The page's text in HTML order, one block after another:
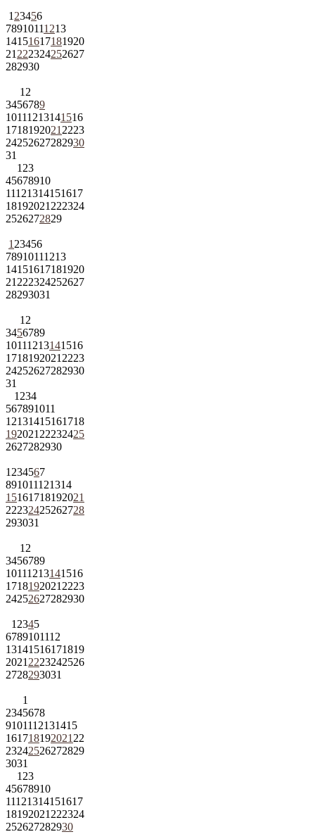
1 23456
78910111213
14151617181920
21 222324252627
282930
1 2
3456789
10111213141516
1718192021 2223
24252627282930
31
1 23
45678910
11121314151617
18192021 222324
2526272829
1 23456
78910111213
14151617181920
21 222324252627
28293031
1 2
3456789
10111213141516
1718192021 2223
24252627282930
31
1 234
567891011
12131415161718
192021 22232425
2627282930
1 234567
891011121314
15161718192021
22232425262728
293031
1 2
3456789
10111213141516
1718192021 2223
24252627282930
1 2345
6789101112
13141516171819
2021 2223242526
2728293031
1
2345678
9101112131415
161718192021 22
23242526272829
3031
1 23
45678910
11121314151617
18192021 222324
252627282930